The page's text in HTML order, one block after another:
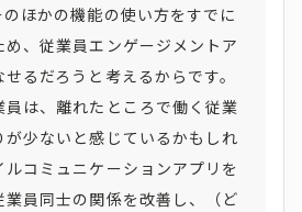
ほかの機能の使い方をすでに
、従業員エンゲージメントア
るだろうと考えるからです。
員は、離れたところで働く従業
が少ないと感じているかもしれ
ルコミュニケーションアプリを
業員同士の関係を改善し、（ど